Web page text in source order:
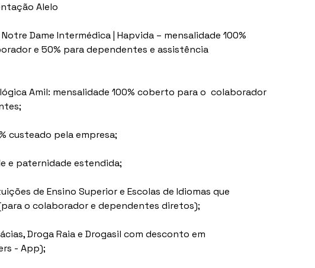
Alelo
Dame Intermédica | Hapvida – mensalidade 100%
e 50% para dependentes e assistência
Amil: mensalidade 100% coberto para o  colaborador
custeado pela empresa;
e paternidade estendida;
de Ensino Superior e Escolas de Idiomas que
o colaborador e dependentes diretos);
Droga Raia e Drogasil com desconto em
- App);